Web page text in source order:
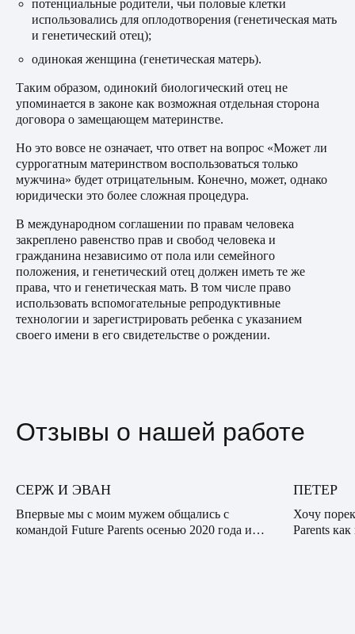
потенциальные родители, чьи половые клетки
использовались для оплодотворения (генетическая мать
и генетический отец);
одинокая женщина (генетическая матерь).
Таким образом, одинокий биологический отец не
упоминается в законе как возможная отдельная сторона
договора о замещающем материнстве.
Но это вовсе не означает, что ответ на вопрос «Может ли
суррогатным материнством воспользоваться только
мужчина» будет отрицательным. Конечно, может, однако
юридически это более сложная процедура.
В международном соглашении по правам человека
закреплено равенство прав и свобод человека и
гражданина независимо от пола или семейного
положения, и генетический отец должен иметь те же
права, что и генетическая мать. В том числе право
использовать вспомогательные репродуктивные
технологии и зарегистрировать ребенка с указанием
своего имени в его свидетельстве о рождении.
Отзывы о нашей работе
СЕРЖ И ЭВАН
Впервые мы с моим мужем общались с
командой Future Parents осенью 2020 года и
ПЕТЕР
Хочу
Parents